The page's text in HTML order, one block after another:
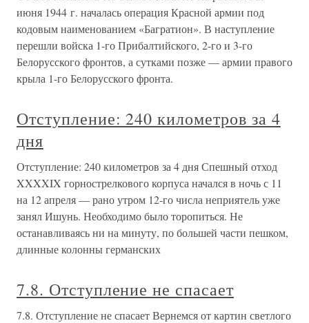
июня 1944 г. началась операция Красной армии под
кодовым наименованием «Багратион». В наступление
перешли войска 1-го Прибалтийского, 2-го и 3-го
Белорусского фронтов, а сутками позже — армии правого
крыла 1-го Белорусского фронта.
Отступление: 240 километров за 4
дня
Отступление: 240 километров за 4 дня Спешный отход
XXXXIX горнострелкового корпуса начался в ночь с 11
на 12 апреля — рано утром 12-го числа неприятель уже
занял Ишунь. Необходимо было торопиться. Не
останавливаясь ни на минуту, по большей части пешком,
длинные колонны германских
7.8. Отступление не спасает
7.8. Отступление не спасает Вернемся от картин светлого